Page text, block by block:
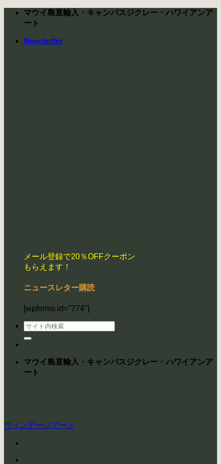
Skip
マウイ島直輸入・キャンバスジクレー・ハワイアンア
ート
Newsletter
メール登録で20％OFFクーポン
もらえます！
ニュースレター購読
[wpforms id="774"]
検
索
マウイ島直輸入・キャンバスジクレー・ハワイアンア
ート
ヴィンデージアート